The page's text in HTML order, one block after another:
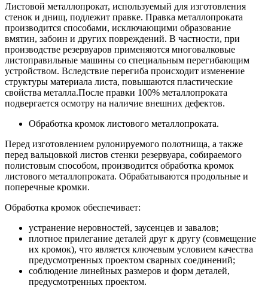
Листовой металлопрокат, используемый для изготовления
стенок и днищ, подлежит правке. Правка металлопроката
производится способами, исключающими образование
вмятин, забоин и других повреждений. В частности, при
производстве резервуаров применяются многовалковые
листоправильные машины со специальным перегибающим
устройством. Вследствие перегиба происходит изменение
структуры материала листа, повышаются пластические
свойства металла.После правки 100% металлопроката
подвергается осмотру на наличие внешних дефектов.
Обработка кромок листового металлопроката.
Перед изготовлением рулонируемого полотнища, а также
перед вальцовкой листов стенки резервуара, собираемого
полистовым способом, производится обработка кромок
листового металлопроката. Обрабатываются продольные и
поперечные кромки.
Обработка кромок обеспечивает:
устранение неровностей, заусенцев и завалов;
плотное прилегание деталей друг к другу (совмещение
их кромок), что является ключевым условием качества
предусмотренных проектом сварных соединений;
соблюдение линейных размеров и форм деталей,
предусмотренных проектом.